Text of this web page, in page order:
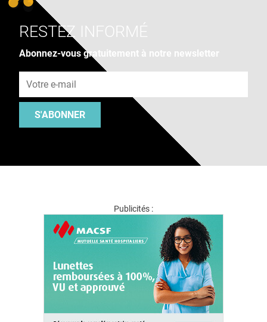
RESTEZ INFORMÉ
Abonnez-vous gratuitement à notre newsletter
S'ABONNER
Publicités :